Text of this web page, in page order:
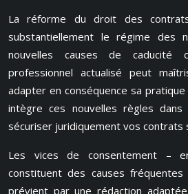
La réforme du droit des
substantiellement le régime des
nouvelles causes de caducité
professionnel actualisé peut
adapter en conséquence sa pratique
intègre ces nouvelles règles
sécuriser juridiquement vos contrats
Les vices de consentement –
constituent des causes fréquentes
prévient par une rédaction